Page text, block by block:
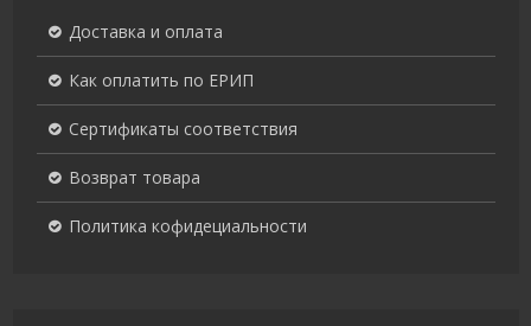
Доставка и оплата
Как оплатить по ЕРИП
Сертификаты соответствия
Возврат товара
Политика кофидециальности